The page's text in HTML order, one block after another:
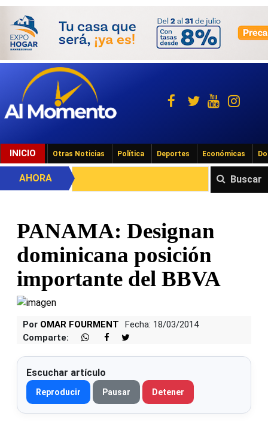
INICIO Otras Noticias Política Deportes Económicas
Buscar
AHORA
PANAMA: Designan
dominicana posición
importante del BBVA
Por OMAR FOURMENT
Fecha: 18/03/2014
Comparte:
Escuchar artículo
Reproducir Pausar Detener